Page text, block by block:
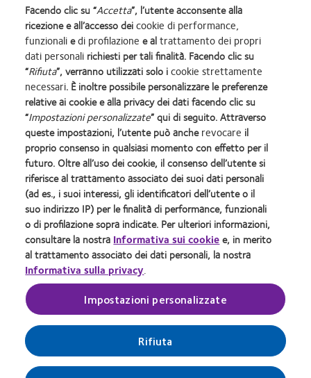
Accedi
Italia (Italy)
COOPERVISION ITALIA Srl - Società Uninominale
Sede Legale: Via Carducci 26, 20123 Milano Codice Fiscale e Numero
di iscrizione 10653750157 del Registro delle Imprese di Milano
R.E.A. Ml 1392359 - Capitale Sociale € 1.891.569,00 int. vers. - P.IVA
10653750157
Società soggetta all'altrui attività di direzione e coordinamento ex art.
2497-bis c.c.
Sito autorizzato con Aut. Min. 11/01/2024;
Le lenti a contatto CooperVision sono dispositivi medici CE0123.
Leggere attentamente le avvertenze e le istruzioni d’uso. Accertare
l’assenza di controindicazioni dal medico oculista
In ottemperanza alle linee guida emanate dal Ministero della Salute le immagini e i testi
pubblicati in questa sezione del sito internet sono stati preventivamente autorizzati dal
Ministero della salute stesso.
È vietata la riproduzione, copia e/o pubblicazione di immagini e testi contenuti in questa
© 2026 CooperVision
Parte diCooperCompanies
Facendo clic su “Accetta”, l’utente acconsente alla
ricezione e all’accesso deicookie di performance,
funzionaliedi profilazione e altrattamento dei propri
dati personali richiesti per tali finalità. Facendo clic su
“Rifiuta”, verranno utilizzati solo icookie strettamente
necessari. È inoltre possibile personalizzare le preferenze
relative ai cookie e alla privacy dei dati facendo clic su
“Impostazioni personalizzate” qui di seguito. Attraverso
queste impostazioni, l’utente può ancherevocare il
proprio consenso in qualsiasi momento con effetto per il
futuro. Oltre all’uso dei cookie, il consenso dell’utente si
riferisce al trattamento associato dei suoi dati personali
(ad es., i suoi interessi, gli identificatori dell’utente o il
suo indirizzo IP) per le finalità di performance, funzionali
o di profilazione sopra indicate. Per ulteriori informazioni,
consultare la nostra Informativa sui cookiee, in merito
al trattamento associato dei dati personali, la nostra
Informativa sulla privacy.
Impostazioni personalizzate
Rifiuta